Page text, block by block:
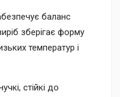
баланс
зберігає форму
температур і
стійкі до